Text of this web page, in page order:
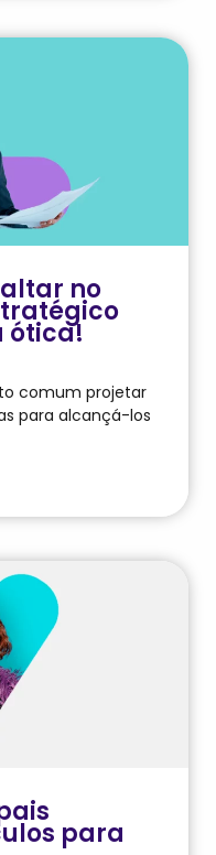
no
ótica!
comum projetar
para alcançá-los
para